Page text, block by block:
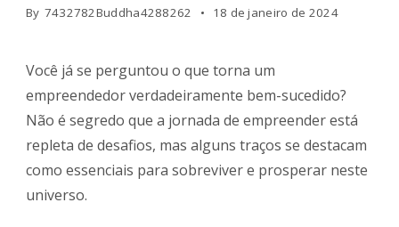
By 7432782Buddha4288262 18 de janeiro de 2024
Você já se perguntou o que torna um
empreendedor verdadeiramente bem-sucedido?
Não é segredo que a jornada de empreender está
repleta de desafios, mas alguns traços se destacam
como essenciais para sobreviver e prosperar neste
universo.